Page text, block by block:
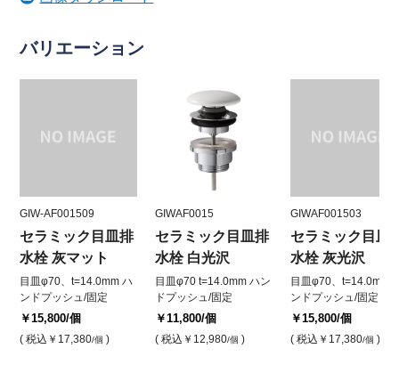
バリエーション
GIW-AF001509
セラミック目皿排
水栓 灰マット
目皿φ70、t=14.0mm ハ
ンドプッシュ/固定
￥15,800/個
( 税込 ￥17,380/個 )
GIWAF0015
セラミック目皿排
水栓 白光沢
目皿φ70 t=14.0mm ハン
ドプッシュ/固定
￥11,800/個
( 税込 ￥12,980/個 )
GIWAF001503
セラミック目皿
水栓 灰光沢
目皿φ70、t=14.0mm
ンドプッシュ/固定
￥15,800/個
( 税込 ￥17,380/個 )